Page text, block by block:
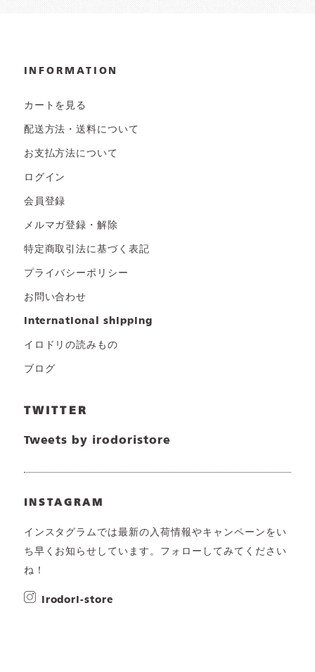
INFORMATION
カートを見る
配送方法・送料について
お支払方法について
ログイン
会員登録
メルマガ登録・解除
特定商取引法に基づく表記
プライバシーポリシー
お問い合わせ
international shipping
イロドリの読みもの
ブログ
TWITTER
Tweets by irodoristore
INSTAGRAM
インスタグラムでは最新の入荷情報やキャンペーンをい
ち早くお知らせしています。フォローしてみてください
ね！
irodori-store